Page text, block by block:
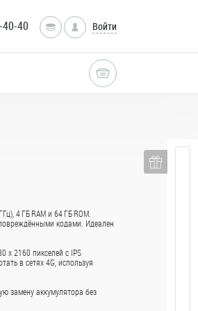
40 Войти
4 ГБ RAM и 64 ГБ ROM.
кодами. Идеален
x 2160 пикселей с IPS
в сетях 4G, используя
замену аккумулятора без